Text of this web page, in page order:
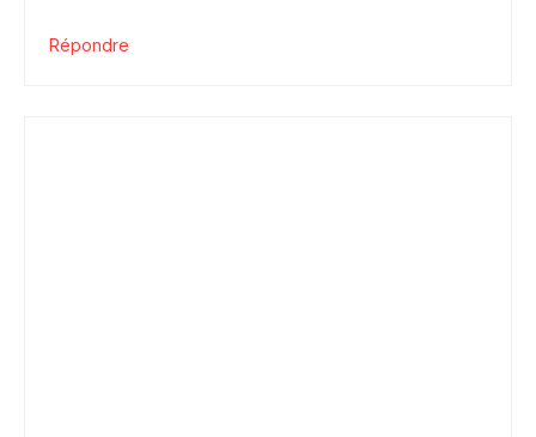
Répondre